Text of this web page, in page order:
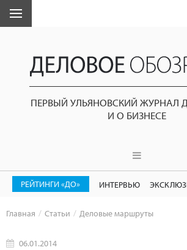
ПЕРВЫЙ УЛЬЯНОВСКИЙ ЖУРНАЛ
И О БИЗНЕСЕ
РЕЙТИНГИ «ДО» ИНТЕРВЬЮ
Главная Статьи Деловые маршруты
06.01.2014